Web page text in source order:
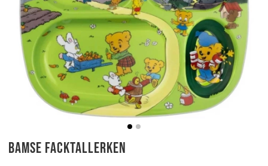
Bamse Facktallerken